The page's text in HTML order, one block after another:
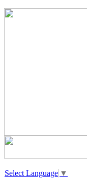
Select Language ▼